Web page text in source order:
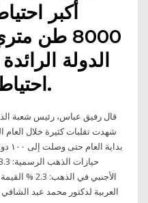
أكبر
8000 طن
احتياطي إيطاليا وفرنسا.
قال رفيق عباس، رئيس شعبة
شهدت تقلبات كثيرة خلال العام
العربية لدكتور محمد عبد